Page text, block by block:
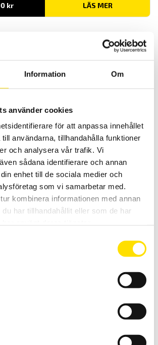
Information Om
använder cookies
för att anpassa innehållet
användarna, tillhandahålla funktioner
och analysera vår trafik. Vi
sådana identifierare och annan
enhet till de sociala medier och
som vi samarbetar med.
kombinera informationen med annan
har tillhandahållit eller som de har
kr LÄS MER
finns i kapaciteter upp till
500 Nm
digitalt provställ för exempelvis kalibrering
finns i kapaciteter [0,5 Nm, 1 Nm, 5 Nm, 10 Nm, 20
50 Nm, 100 Nm, 200 Nm, 500 Nm]
kr Prisintervall:
21,000.00 kr
till
23,900.00 kr
LÄS MER
modell 110 skala i Newton